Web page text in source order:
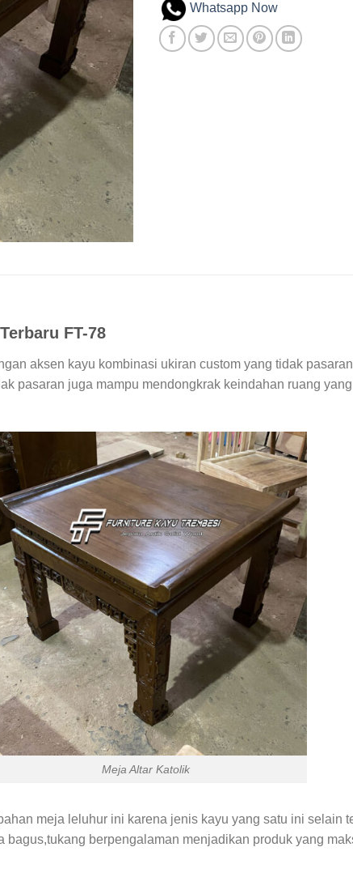
penilaian
pelanggan
Whatsapp Now
FT-78
aksen kayu kombinasi ukiran custom yang tidak
pasaran juga mampu mendongkrak keindahan ruang
Meja Altar Katolik
meja leluhur ini karena jenis kayu yang satu ini selain
bagus,tukang berpengalaman menjadikan produk yang